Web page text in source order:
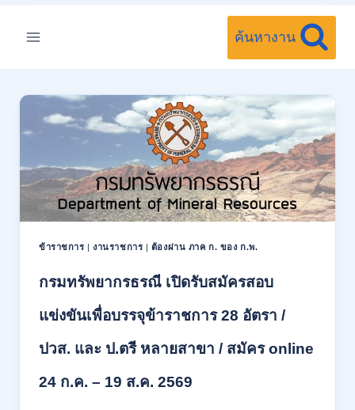
ค้นหางาน
ข้าราชการ |งานราชการ ต้องผ่าน ภาค ก. ของ ก.พ.
กรมทรัพยากรธรณี เปิดรับสมัครสอบ
แข่งขันเพื่อบรรจุข้าราชการ 28 อัตรา /
ปวส. และ ป.ตรี หลายสาขา / สมัคร online
24 ก.ค. – 19 ส.ค. 2569